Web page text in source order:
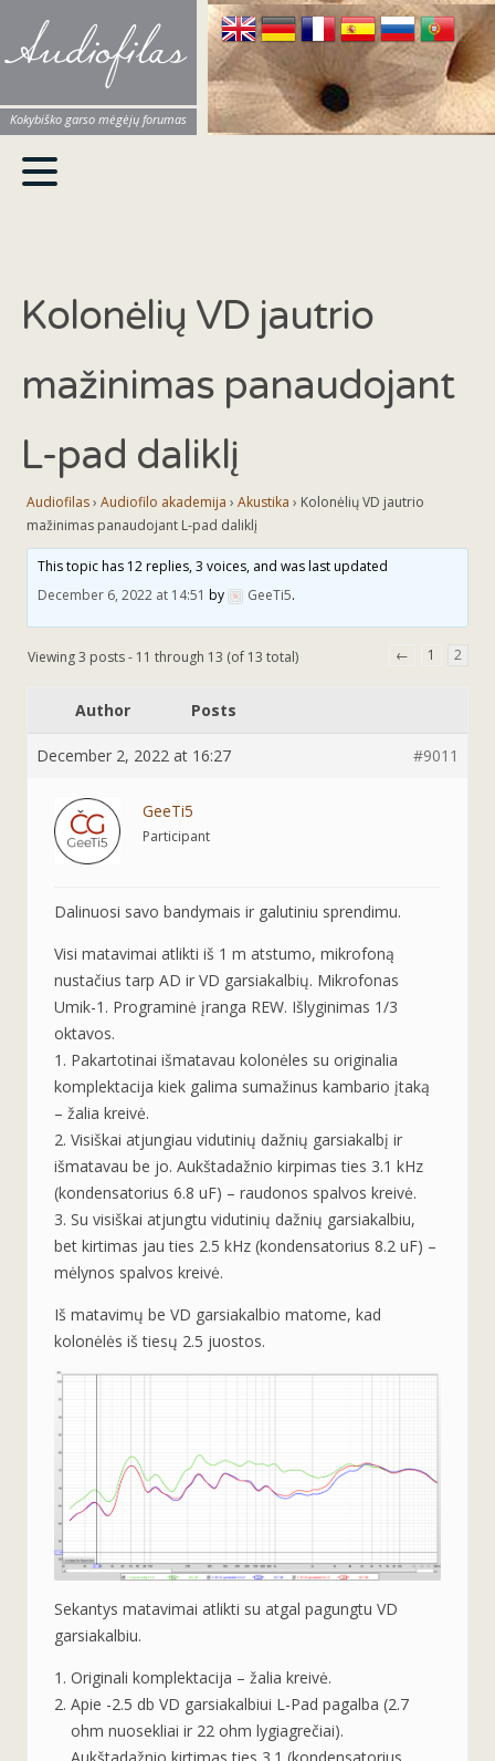
Audiofilas
Kokybiško garso mėgėjų forumas
Kolonėlių VD jautrio
mažinimas panaudojant
L-pad daliklį
Audiofilas› Audiofilo akademija › Akustika › Kolonėlių VD jautrio
mažinimas panaudojant L-pad daliklį
This topic has 12 replies, 3 voices, and was last updated
December 6, 2022 at 14:51 by GeeTi5.
Viewing 3 posts - 11 through 13 (of 13 total) ← 1 2
Author Posts
December 2, 2022 at 16:27 #9011
GeeTi5
Participant
Dalinuosi savo bandymais ir galutiniu sprendimu.
Visi matavimai atlikti iš 1 m atstumo, mikrofoną
nustačius tarp AD ir VD garsiakalbių. Mikrofonas
Umik-1. Programinė įranga REW. Išlyginimas 1/3
oktavos.
1. Pakartotinai išmatavau kolonėles su originalia
komplektacija kiek galima sumažinus kambario įtaką
– žalia kreivė.
2. Visiškai atjungiau vidutinių dažnių garsiakalbį ir
išmatavau be jo. Aukštadažnio kirpimas ties 3.1 kHz
(kondensatorius 6.8 uF) – raudonos spalvos kreivė.
3. Su visiškai atjungtu vidutinių dažnių garsiakalbiu,
bet kirtimas jau ties 2.5 kHz (kondensatorius 8.2 uF) –
mėlynos spalvos kreivė.
Iš matavimų be VD garsiakalbio matome, kad
kolonėlės iš tiesų 2.5 juostos.
Sekantys matavimai atlikti su atgal pagungtu VD
garsiakalbiu.
Originali komplektacija – žalia kreivė.
Apie -2.5 db VD garsiakalbiui L-Pad pagalba (2.7
ohm nuosekliai ir 22 ohm lygiagrečiai).